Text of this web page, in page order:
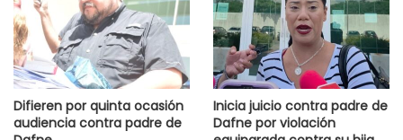
Difieren por quinta ocasión
audiencia contra padre de
Inicia juicio contra padre de
Dafne por violación